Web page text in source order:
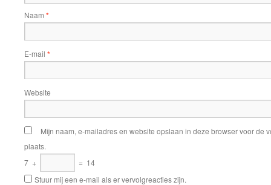
Naam *
E-mail *
Website
Mijn naam, e-mailadres en website opslaan in deze browser voor de
plaats.
7 + = 14
Stuur mij een e-mail als er vervolgreacties zijn.